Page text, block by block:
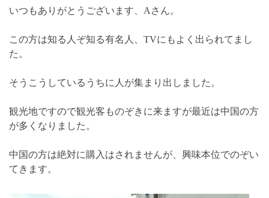
いつもありがとうございます、Aさん。
この方は知る人ぞ知る有名人、TVにもよく出られてまし
た。
そうこうしているうちに人が集まり出しました。
観光地ですので観光客ものぞきに来ますが最近は中国の方
が多くなりました。
中国の方は絶対に購入はされませんが、興味本位でのぞい
てきます。